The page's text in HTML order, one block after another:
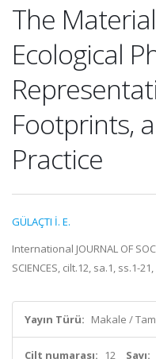
The
Ecological
Footprints,
Practice
GÜLAÇTI İ. E.
International JOURNAL OF
SCIENCES, cilt.12, sa.1, ss.1-
Yayın Türü: Makale /
Cilt numarası: 12 Sayı: